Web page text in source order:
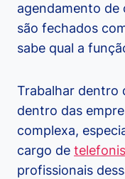
agendamento de
são fechados
sabe qual a
Trabalhar dentro
dentro das
complexa,
cargo de
profissionais